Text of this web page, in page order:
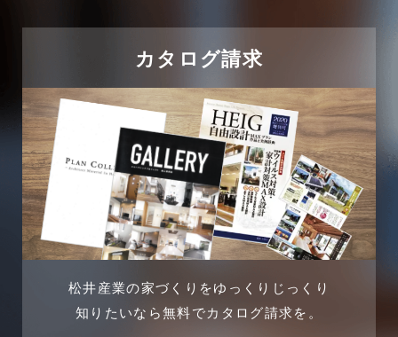
商品情報
土地に関するよくある質問
土地活用事例
売買物件
2024年9月
2024年7月
2024年6月
2024年5月
2024年4月
カタログ請求
松井産業の家づくりをゆっくりじっくり
知りたいなら無料でカタログ請求を。